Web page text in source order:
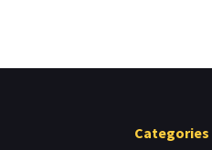
Categories